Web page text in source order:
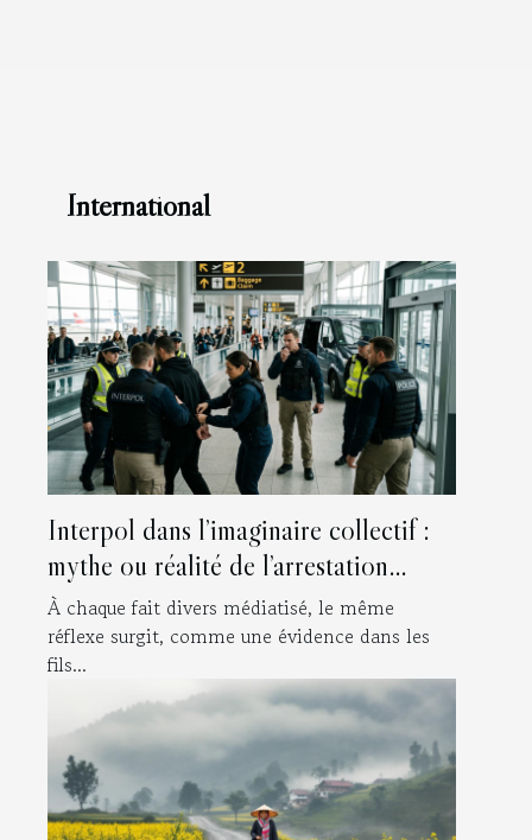
International
Interpol dans l’imaginaire collectif :
mythe ou réalité de l’arrestation
internationale ?
À chaque fait divers médiatisé, le même
réflexe surgit, comme une évidence dans les
fils...